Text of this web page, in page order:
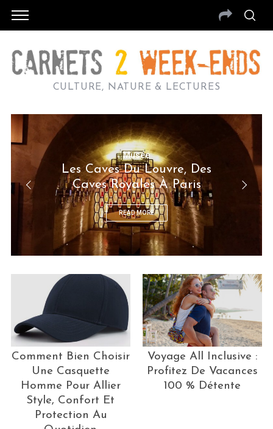
CULTURE, NATURE & LECTURES
Musée
Les Caves Du Louvre, Des
Caves Royales À Paris
READ MORE
Comment Bien Choisir
Une Casquette
Homme Pour Allier
Style, Confort Et
Protection Au
Voyage All Inclusive :
Profitez De Vacances
100 % Détente